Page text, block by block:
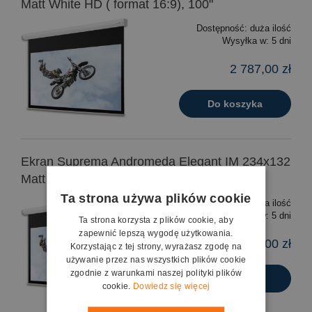
Matt White HD ( format 16:9), 100"
Dostępność: duża ilość
Wysyłka w: 5 dni
2 787,00 zł
Do koszyka
Ekran Suprema Andromeda Elegant IM 234x132
Matt White HD ( format 16:9), 106"
Dostępność: duża ilość
Wysyłka w: 5 dni
3 002,00 zł
Do koszyka
Ta strona używa plików cookie
Ta strona korzysta z plików cookie, aby
zapewnić lepszą wygodę użytkowania.
Korzystając z tej strony, wyrażasz zgodę na
używanie przez nas wszystkich plików cookie
zgodnie z warunkami naszej polityki plików
cookie. Dowiedz się więcej